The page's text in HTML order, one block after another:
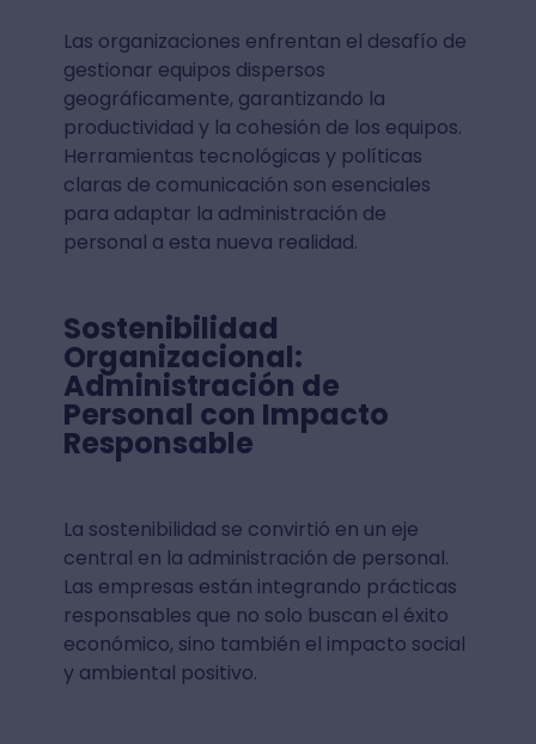
Las organizaciones enfrentan el desafío de
gestionar equipos dispersos
geográficamente, garantizando la
productividad y la cohesión de los equipos.
Herramientas tecnológicas y políticas
claras de comunicación son esenciales
para adaptar la administración de
personal a esta nueva realidad.
Sostenibilidad
Organizacional:
Administración de
Personal con Impacto
Responsable
La sostenibilidad se convirtió en un eje
central en la administración de personal.
Las empresas están integrando prácticas
responsables que no solo buscan el éxito
económico, sino también el impacto social
y ambiental positivo.